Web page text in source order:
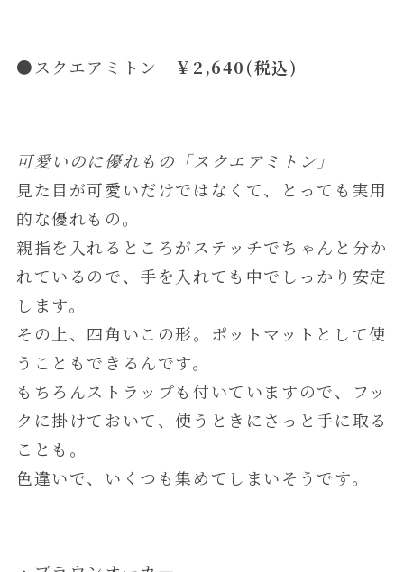
●スクエアミトン ￥2,640(税込)
可愛いのに優れもの「スクエアミトン」
見た目が可愛いだけではなくて、とっても実用
的な優れもの。
親指を入れるところがステッチでちゃんと分か
れているので、手を入れても中でしっかり安定
します。
その上、四角いこの形。ポットマットとして使
うこともできるんです。
もちろんストラップも付いていますので、フッ
クに掛けておいて、使うときにさっと手に取る
ことも。
色違いで、いくつも集めてしまいそうです。